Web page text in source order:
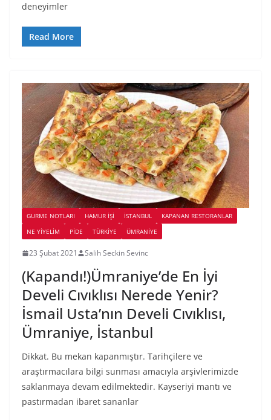
deneyimler
Read More
GURME NOTLARI HAMUR İŞI İSTANBUL
KAPANAN RESTORANLAR
NE YİYELİM
PIDE TÜRKIYE ÜMRANIYE
23 Şubat 2021 Salih Seckin Sevinc
(Kapandı!)Ümraniye’de En İyi
Develi Cıvıklısı Nerede Yenir?
İsmail Usta’nın Develi Cıvıklısı,
Ümraniye, İstanbul
Dikkat. Bu mekan kapanmıştır. Tarihçilere ve
araştırmacılara bilgi sunması amacıyla arşivlerimizde
saklanmaya devam edilmektedir. Kayseriyi mantı ve
pastırmadan ibaret sananlar